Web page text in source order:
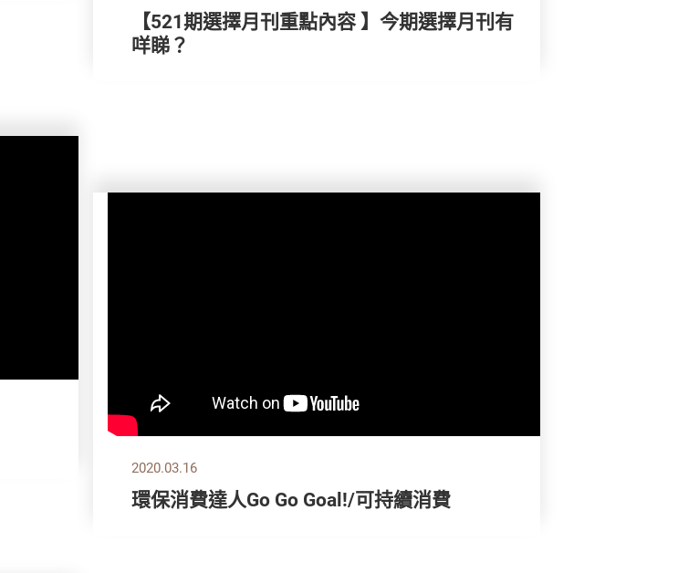
【521期選擇月刊重點內容 】今期選擇月刊有
咩睇？
2020.03.16
環保消費達人Go Go Goal!/可持續消費